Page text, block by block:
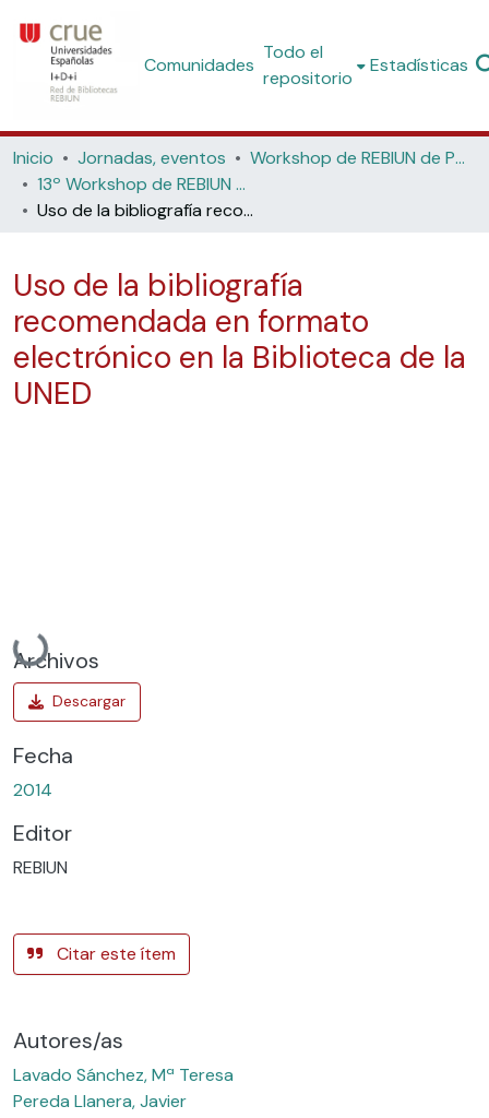
Comunidades
Todo el
repositorio
Estadísticas
Inicio Jornadas, eventos
Workshop de REBIUN de Proyectos Digitales
13º Workshop de REBIUN de Proyectos Digitales: El libro electrónico en las bibliotecas (Zamora, 2014)
Uso de la bibliografía recomendada en formato electrónico en la Biblioteca de la UNED
Uso de la bibliografía
recomendada en formato
electrónico en la Biblioteca de la
UNED
Cargando...
Archivos
Fecha
2014
Editor
REBIUN
Citar este ítem
Autores/as
Lavado Sánchez, Mª Teresa
Pereda Llanera, Javier